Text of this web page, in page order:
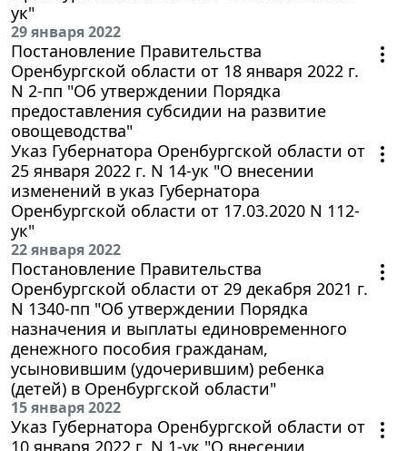
ук"
29 января 2022
Постановление Правительства
Оренбургской области от 18 января 2022 г.
N 2-пп "Об утверждении Порядка
предоставления субсидии на развитие
овощеводства"
Указ Губернатора Оренбургской области от
25 января 2022 г. N 14-ук "О внесении
изменений в указ Губернатора
Оренбургской области от 17.03.2020 N 112-
ук"
22 января 2022
Постановление Правительства
Оренбургской области от 29 декабря 2021 г.
N 1340-пп "Об утверждении Порядка
назначения и выплаты единовременного
денежного пособия гражданам,
усыновившим (удочерившим) ребенка
(детей) в Оренбургской области"
15 января 2022
Указ Губернатора Оренбургской области от
10 января 2022 г. N 1-ук "О внесении